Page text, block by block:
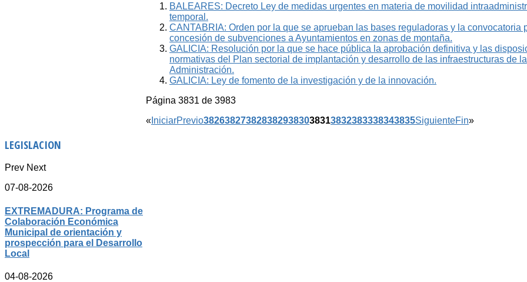
BALEARES: Decreto Ley de medidas urgentes en materia de movilidad
temporal.
CANTABRIA: Orden por la que se aprueban las bases reguladoras y la convocatoria
concesión de subvenciones a Ayuntamientos en zonas de montaña.
GALICIA: Resolución por la que se hace pública la aprobación definitiva y las
normativas del Plan sectorial de implantación y desarrollo de las infraestructuras de la
Administración.
GALICIA: Ley de fomento de la investigación y de la innovación.
Página 3831 de 3983
« IniciarPrevio3826382738283829383038313832383338343835SiguienteFin»
LEGISLACION
Prev Next
07-08-2026
EXTREMADURA: Programa de
Colaboración Económica
Municipal de orientación y
prospección para el Desarrollo
Local
04-08-2026